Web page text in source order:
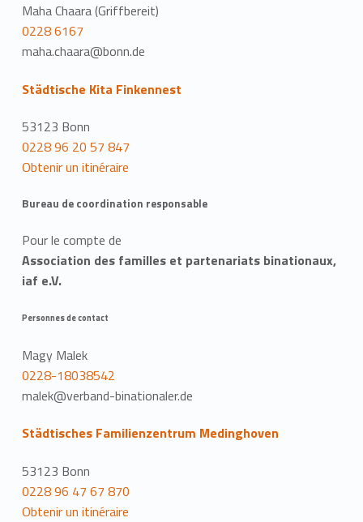
Maha Chaara (Griffbereit)
0228 6167
maha.chaara@bonn.de
Städtische Kita Finkennest
53123 Bonn
0228 96 20 57 847
Obtenir un itinéraire
Bureau de coordination responsable
Pour le compte de
Association des familles et partenariats binationaux,
iaf e.V.
Personnes de contact
Magy Malek
0228-18038542
malek@verband-binationaler.de
Städtisches Familienzentrum Medinghoven
53123 Bonn
0228 96 47 67 870
Obtenir un itinéraire